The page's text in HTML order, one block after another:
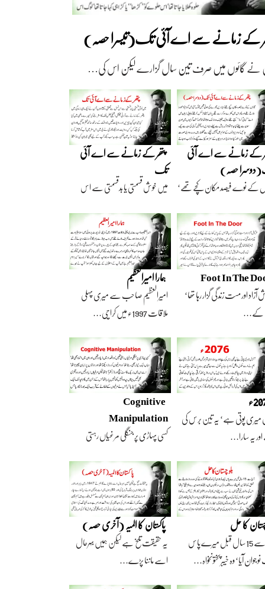
کے زمانے سے اے آئی تک(تیسرا حصہ)
نے گائوں میں صرف تین سال گزارے لیکن اس کی…
کے زمانے سے اے آئی
حصہ)
کے نوے فیصد مکان کچے تھے‘
پتھر کے زمانے سے اے آئی
تک
میں خوش قسمتی یا بدقسمتی سے اس
Foot In The
آزاد اور مست زندگی گزار رہا تھا‘
کے…
ہمارا امیرالعظیم
امیرالعظیم صاحب سے میری پہلی
ملاقات 1997ء میں کراچی…
میری پوتی ہے‘ یہ تین برس کی
یہ سارا…
Cognitive
Manipulation
کسی پہاڑی پر جنگلی مرغیاں رہتی
کا حل
آج سے 15 سال قبل میرے پاس
آیا‘ وہ خیبرپختونخواہ…
پاکستان کا المیہ (آخری حصہ)
یہ حقیقت تلخ ہے لیکن ہمیں بہرحال
اسے ماننا پڑے…